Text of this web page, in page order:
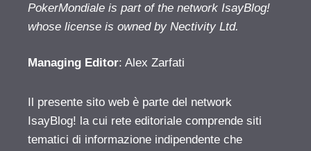
PokerMondiale is part of the network IsayBlog!
whose license is owned by Nectivity Ltd.
Managing Editor: Alex Zarfati
Il presente sito web è parte del network
IsayBlog! la cui rete editoriale comprende siti
tematici di informazione indipendente che